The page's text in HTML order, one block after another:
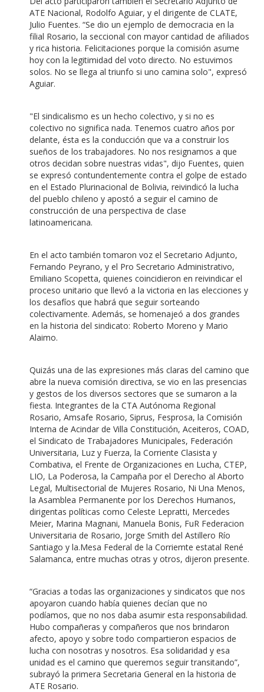
ATE Nacional, Rodolfo Aguiar, y el dirigente de CLATE,
Julio Fuentes. “Se dio un ejemplo de democracia en la
filial Rosario, la seccional con mayor cantidad de afiliados
y rica historia. Felicitaciones porque la comisión asume
hoy con la legitimidad del voto directo. No estuvimos
solos. No se llega al triunfo si uno camina solo", expresó
Aguiar.
"El sindicalismo es un hecho colectivo, y si no es
colectivo no significa nada. Tenemos cuatro años por
delante, ésta es la conducción que va a construir los
sueños de los trabajadores. No nos resignamos a que
otros decidan sobre nuestras vidas", dijo Fuentes, quien
se expresó contundentemente contra el golpe de estado
en el Estado Plurinacional de Bolivia, reivindicó la lucha
del pueblo chileno y apostó a seguir el camino de
construcción de una perspectiva de clase
latinoamericana.
En el acto también tomaron voz el Secretario Adjunto,
Fernando Peyrano, y el Pro Secretario Administrativo,
Emiliano Scopetta, quienes coincidieron en reivindicar el
proceso unitario que llevó a la victoria en las elecciones y
los desafíos que habrá que seguir sorteando
colectivamente. Además, se homenajeó a dos grandes
en la historia del sindicato: Roberto Moreno y Mario
Alaimo.
Quizás una de las expresiones más claras del camino que
abre la nueva comisión directiva, se vio en las presencias
y gestos de los diversos sectores que se sumaron a la
fiesta. Integrantes de la CTA Autónoma Regional
Rosario, Amsafe Rosario, Siprus, Fesprosa, la Comisión
Interna de Acindar de Villa Constitución, Aceiteros, COAD,
el Sindicato de Trabajadores Municipales, Federación
Universitaria, Luz y Fuerza, la Corriente Clasista y
Combativa, el Frente de Organizaciones en Lucha, CTEP,
LIO, La Poderosa, la Campaña por el Derecho al Aborto
Legal, Multisectorial de Mujeres Rosario, Ni Una Menos,
la Asamblea Permanente por los Derechos Humanos,
dirigentas políticas como Celeste Lepratti, Mercedes
Meier, Marina Magnani, Manuela Bonis, FuR Federacion
Universitaria de Rosario, Jorge Smith del Astillero Río
Santiago y la.Mesa Federal de la Corriemte estatal René
Salamanca, entre muchas otras y otros, dijeron presente.
“Gracias a todas las organizaciones y sindicatos que nos
apoyaron cuando había quienes decían que no
podíamos, que no nos daba asumir esta responsabilidad.
Hubo compañeras y compañeros que nos brindaron
afecto, apoyo y sobre todo compartieron espacios de
lucha con nosotras y nosotros. Esa solidaridad y esa
unidad es el camino que queremos seguir transitando”,
subrayó la primera Secretaria General en la historia de
ATE Rosario.